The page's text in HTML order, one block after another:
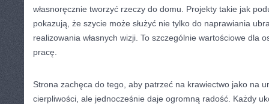
własnoręcznie tworzyć rzeczy do domu. Projekty takie jak
pokazują, że szycie może służyć nie tylko do naprawiania
realizowania własnych wizji. To szczególnie wartościowe dla
pracę.
Strona zachęca do tego, aby patrzeć na krawiectwo jako na
cierpliwości, ale jednocześnie daje ogromną radość. Każdy